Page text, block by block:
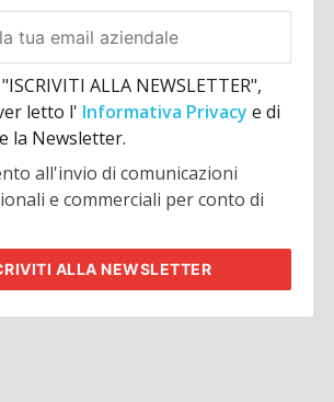
ALLA NEWSLETTER",
letto l' Informativa Privacye di
la Newsletter.
all'invio di comunicazioni
e commerciali per conto di
ALLA NEWSLETTER